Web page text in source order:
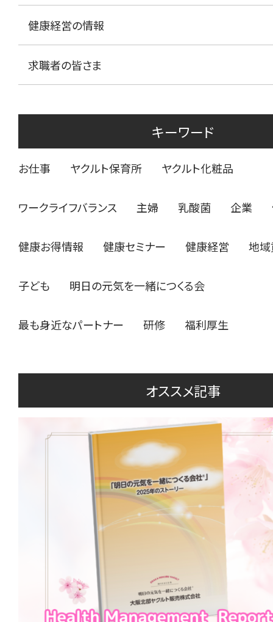
健康経営の情報
求職者の皆さま
キーワード
お仕事 ヤクルト保育所 ヤクルト化粧品
ワークライフバランス 主婦 乳酸菌 企業
健康お得情報 健康セミナー 健康経営 地
子ども 明日の元気を一緒につくる会
最も身近なパートナー 研修 福利厚生
オススメ記事